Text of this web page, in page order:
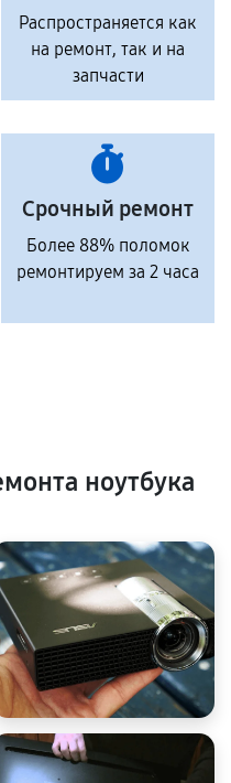
Распространяется как
на ремонт, так и на
запчасти
Срочный ремонт
Более 88% поломок
ремонтируем за 2 часа
ноутбука